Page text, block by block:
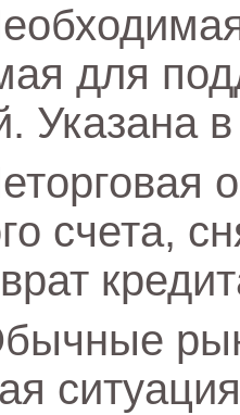
для
Указана
счета,